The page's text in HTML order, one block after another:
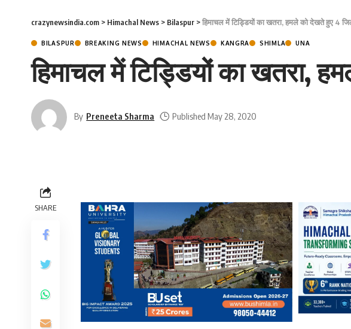
crazynewsindia.com > Himachal News > Bilaspur >हिमाचल में टिड्डियों का खतरा, हमले को देखते हुए 4
BILASPUR BREAKING NEWS HIMACHAL NEWS KANGRA SHIMLA UNA
हिमाचल में टिड्डियों का खतरा,
By Preneeta Sharma Published May 28, 2020
SHARE